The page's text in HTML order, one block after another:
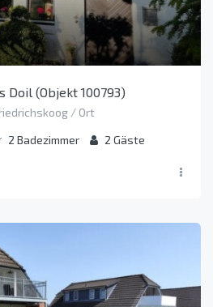
Doil (Objekt 100793)
/ Ort
2 Badezimmer 2 Gäste